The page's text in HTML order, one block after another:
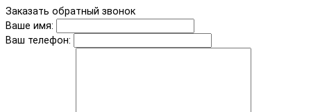
Заказать обратный звонок
Ваше имя:
Ваш телефон: